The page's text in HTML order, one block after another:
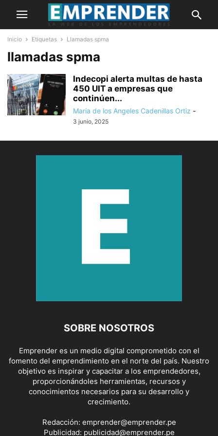
Inicio Etiquetas Llamadas spma
llamadas spma
Indecopi alerta multas de hasta
450 UIT a empresas que
continúen...
Maria de los Angeles Cadenillas Ortiz -
3 junio, 2025
SOBRE NOSOTROS
Emprender es un medio digital comprometido con el
fomento del emprendimiento en el norte del país. Nuestro
objetivo es inspirar y capacitar a los emprendedores,
proporcionándoles herramientas, recursos y
conocimientos necesarios para su desarrollo y
crecimiento.
Redacción: emprender@emprender.pe
Publicidad: publicidad@emprender.pe